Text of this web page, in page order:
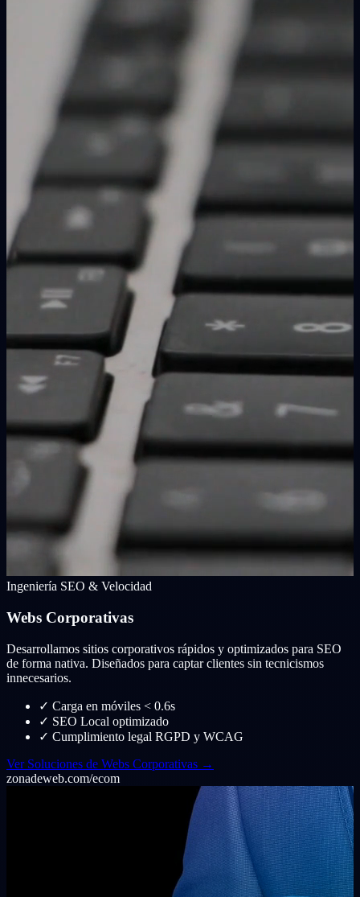
Ingeniería SEO & Velocidad
Webs Corporativas
Desarrollamos sitios corporativos rápidos y optimizados para SEO
de forma nativa. Diseñados para captar clientes sin tecnicismos
innecesarios.
✓ Carga en móviles < 0.6s
✓ SEO Local optimizado
✓ Cumplimiento legal RGPD y WCAG
Ver Soluciones de Webs Corporativas →
zonadeweb.com/ecom